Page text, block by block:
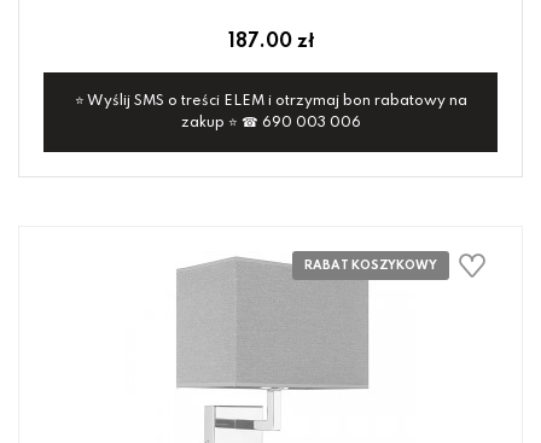
187.00 zł
⭐ Wyślij SMS o treści ELEM i otrzymaj bon rabatowy na
zakup ⭐ ☎ 690 003 006